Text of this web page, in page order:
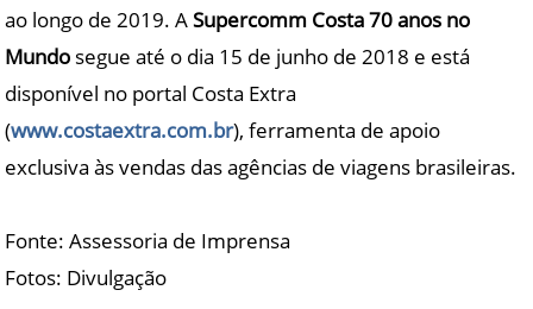
ao longo de 2019. ASupercomm Costa 70 anos no
Mundo segue até o dia 15 de junho de 2018 e está
disponível no portal Costa Extra
(www.costaextra.com.br), ferramenta de apoio
exclusiva às vendas das agências de viagens brasileiras.
Fonte: Assessoria de Imprensa
Fotos: Divulgação